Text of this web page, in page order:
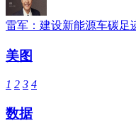
雷军：建设新能源车碳足
美图
1 2 3 4
数据